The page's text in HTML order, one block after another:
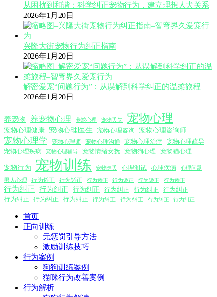
从困扰到和谐：科学纠正宠物行为，建立理想人犬关系
2026年1月20日
兴隆大街宠物行为纠正指南
2026年1月20日
解密爱宠“问题行为”：从误解到科学纠正的温柔旅程
2026年1月20日
养宠物 养宠物心理 养蛇心理 宠物丢失 宠物心理
宠物心理健康 宠物心理医生 宠物心理咨询 宠物心理咨询师
宠物心理学 宠物心理师 宠物心理沟通 宠物心理治疗
宠物心理疏导
宠物心理疾病
宠物心理辅导 宠物情绪安抚 宠物狗心理 宠物猫心理
宠物行为 宠物训练 宠物走丢 心理测试 心理疾病 心理问题
男人心理 行为矫正 行为矫正 行为矫正 行为矫正 行为矫正 行为矫正
行为纠正 行为纠正 行为纠正 行为纠正 行为纠正
行为纠正
行为纠正
行为纠正 行为纠正 行为纠正 行为纠正 行为纠正 行为纠正
首页
正向训练
无惩罚引导方法
激励训练技巧
行为案例
狗狗训练案例
猫咪行为改善案例
行为解析